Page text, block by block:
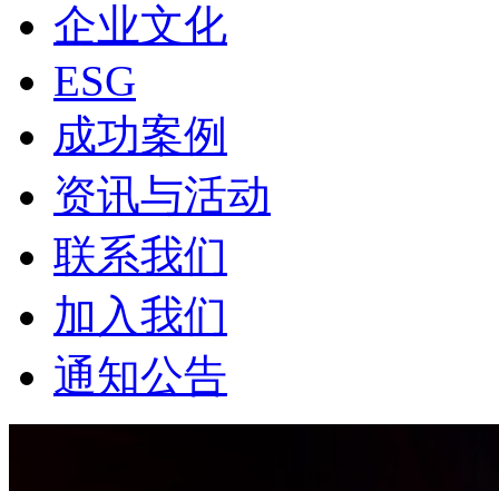
企业文化
ESG
成功案例
资讯与活动
联系我们
加入我们
通知公告